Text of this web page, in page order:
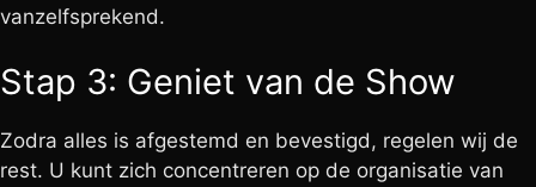
vanzelfsprekend.
Stap 3: Geniet van de Show
Zodra alles is afgestemd en bevestigd, regelen wij de
rest. U kunt zich concentreren op de organisatie van